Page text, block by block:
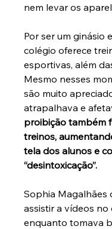
nem levar os
Por ser um ginásio
colégio oferece
esportivas, além
Mesmo nesses
são muito
atrapalhava e
proibição também
treinos,
tela dos alunos e
“desintoxicação”.
Sophia Magalhães
assistir a vídeos no
enquanto tomava